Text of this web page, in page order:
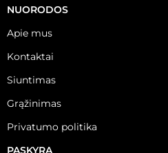
NUORODOS
Apie mus
Kontaktai
Siuntimas
Grąžinimas
Privatumo politika
PASKYRA